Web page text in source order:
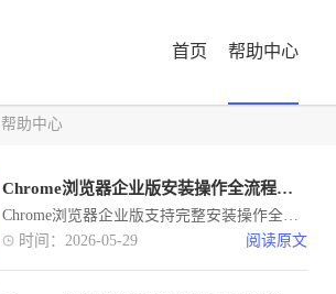
首页 帮助中心
帮助中心
Chrome浏览器企业版安装操作全流程教程
时间：2026-05-29
阅读原文